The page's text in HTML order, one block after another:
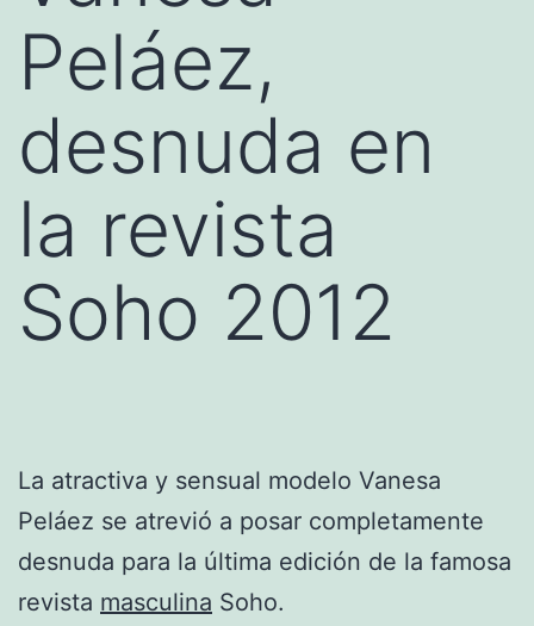
Peláez,
desnuda en
la revista
Soho 2012
La atractiva y sensual modelo Vanesa
Peláez se atrevió a posar completamente
desnuda para la última edición de la famosa
revista masculina Soho.